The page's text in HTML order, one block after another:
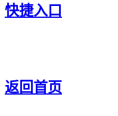
快捷入口
返回首页